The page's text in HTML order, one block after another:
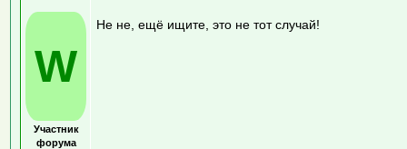
W
Участник
форума
Не не, ещё ищите, это не тот случай!